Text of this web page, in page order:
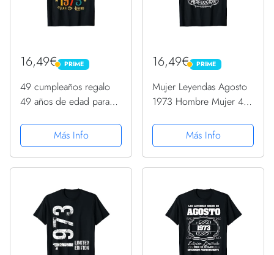
16,49€ PRIME
PRIME
49 cumpleaños regalo
49 años de edad para
1973 Camiseta
Más Info
16,49€ PRIME
PRIME
Mujer Leyendas Agosto
1973 Hombre Mujer 49
CamisetaMás Info